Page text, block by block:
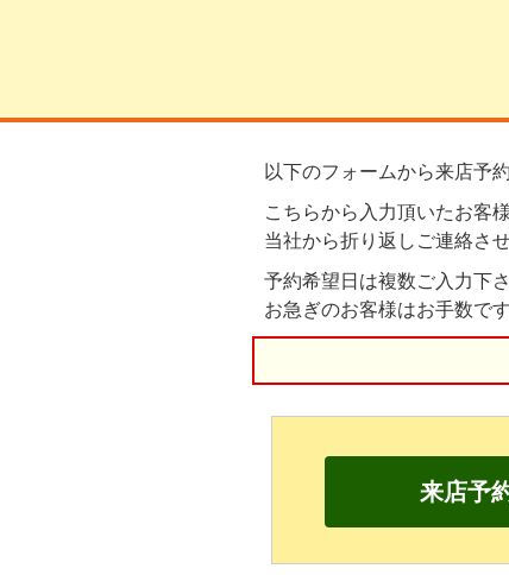
以下のフォームから来店予
こちらから入力頂いたお客
当社から折り返しご連絡さ
予約希望日は複数ご入力下さ
お急ぎのお客様はお手数で
来店予